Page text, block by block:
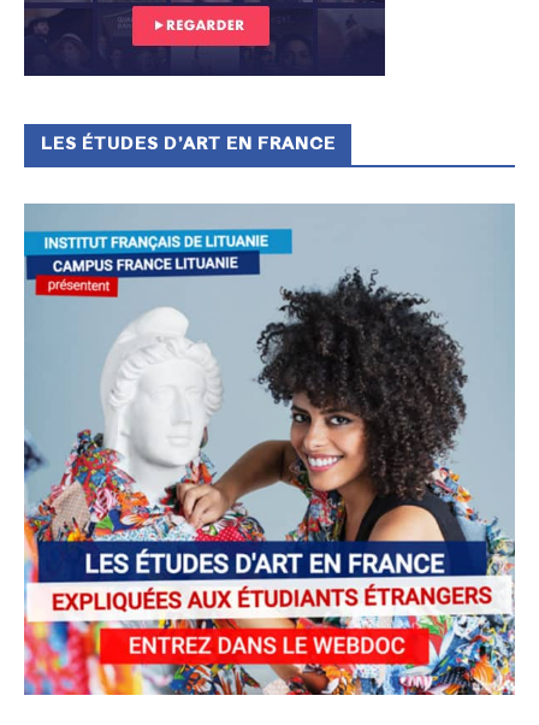
LES ÉTUDES D’ART EN FRANCE